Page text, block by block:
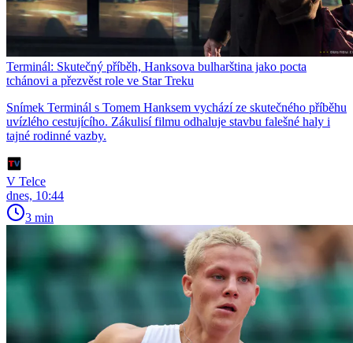
Terminál: Skutečný příběh, Hanksova bulharština jako pocta
tchánovi a přezvěst role ve Star Treku
Snímek Terminál s Tomem Hanksem vychází ze skutečného příběhu
uvízlého cestujícího. Zákulisí filmu odhaluje stavbu falešné haly i
tajné rodinné vazby.
V Telce
dnes, 10:44
3 min